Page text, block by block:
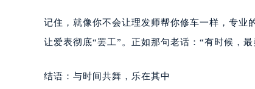
记住，就像你不会让理发师帮你修车一样，专业
让爱表彻底“罢工”。正如那句老话：“有时候，
结语：与时间共舞，乐在其中